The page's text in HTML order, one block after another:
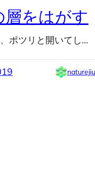
層をはがす
ポツリと開いてし…